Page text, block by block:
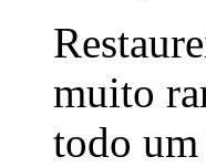
muito
todo